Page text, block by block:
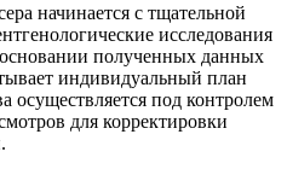
начинается с тщательной
исследования
полученных данных
индивидуальный план
осуществляется под контролем
для корректировки